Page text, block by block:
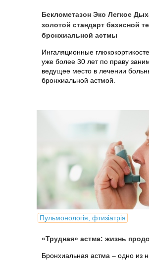
Беклометазон Эко Легкое
золотой стандарт базисной
бронхиальной астмы
Ингаляционные
уже более 30 лет по праву
ведущее место в лечении
бронхиальной астмой.
Пульмонологія, фтизіатрія
«Трудная» астма: жизнь
Бронхиальная астма – одно из